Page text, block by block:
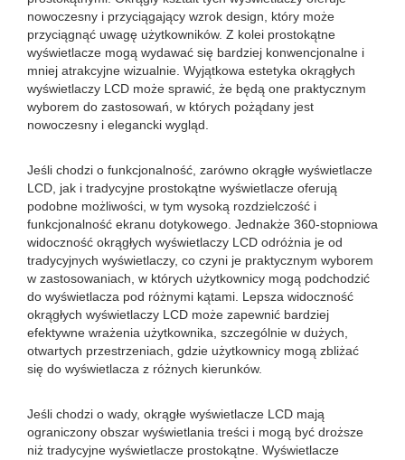
nowoczesny i przyciągający wzrok design, który może
przyciągnąć uwagę użytkowników. Z kolei prostokątne
wyświetlacze mogą wydawać się bardziej konwencjonalne i
mniej atrakcyjne wizualnie. Wyjątkowa estetyka okrągłych
wyświetlaczy LCD może sprawić, że będą one praktycznym
wyborem do zastosowań, w których pożądany jest
nowoczesny i elegancki wygląd.
Jeśli chodzi o funkcjonalność, zarówno okrągłe wyświetlacze
LCD, jak i tradycyjne prostokątne wyświetlacze oferują
podobne możliwości, w tym wysoką rozdzielczość i
funkcjonalność ekranu dotykowego. Jednakże 360-stopniowa
widoczność okrągłych wyświetlaczy LCD odróżnia je od
tradycyjnych wyświetlaczy, co czyni je praktycznym wyborem
w zastosowaniach, w których użytkownicy mogą podchodzić
do wyświetlacza pod różnymi kątami. Lepsza widoczność
okrągłych wyświetlaczy LCD może zapewnić bardziej
efektywne wrażenia użytkownika, szczególnie w dużych,
otwartych przestrzeniach, gdzie użytkownicy mogą zbliżać
się do wyświetlacza z różnych kierunków.
Jeśli chodzi o wady, okrągłe wyświetlacze LCD mają
ograniczony obszar wyświetlania treści i mogą być droższe
niż tradycyjne wyświetlacze prostokątne. Wyświetlacze